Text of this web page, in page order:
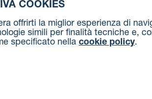
COOKIES
offrirti la miglior esperienza di
simili per finalità tecniche e,
specificato nella cookie policy.